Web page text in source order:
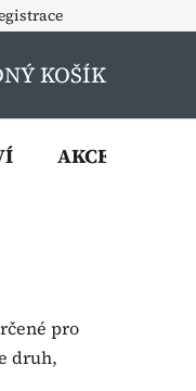
KOŠÍK
AKCE
pro
druh,